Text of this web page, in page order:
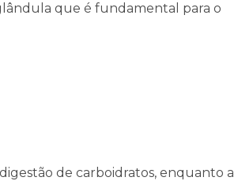
que é fundamental para o
de carboidratos, enquanto a